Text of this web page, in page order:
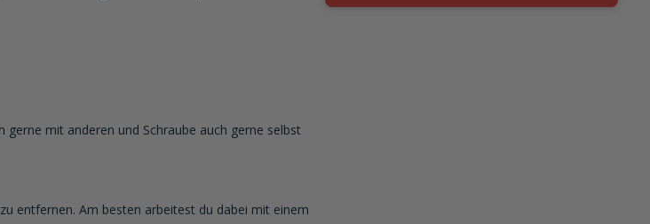
mit anderen und Schraube auch gerne selbst
entfernen. Am besten arbeitest du dabei mit einem